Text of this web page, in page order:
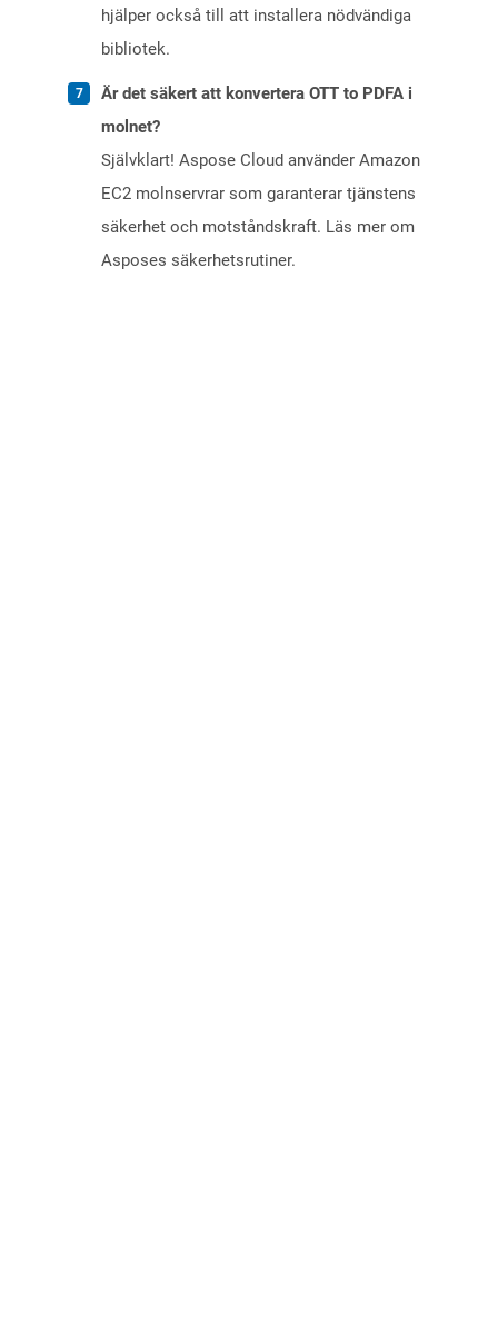
hjälper också till att installera nödvändiga
bibliotek.
Är det säkert att konvertera OTT to PDFA i
molnet?
Självklart! Aspose Cloud använder Amazon
EC2 molnservrar som garanterar tjänstens
säkerhet och motståndskraft. Läs mer om
Asposes säkerhetsrutiner.